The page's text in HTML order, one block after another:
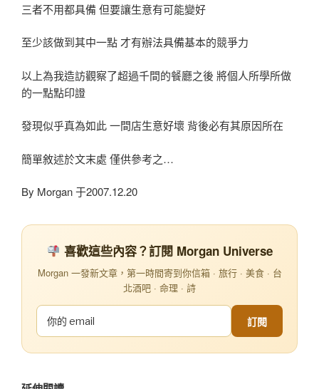
三者不用都具備 但要讓生意有可能變好
至少該做到其中一點 才有辦法具備基本的競爭力
以上為我造訪觀察了超過千間的餐廳之後 將個人所學所做
的一點點印證
發現似乎真為如此 一間店生意好壞 背後必有其原因所在
簡單敘述於文末處 僅供參考之…
By Morgan 于2007.12.20
喜歡這些內容？訂閱 Morgan Universe
Morgan 一發新文章，第一時間寄到你信箱 · 旅行 · 美食 · 台
北酒吧 · 命理 · 詩
訂閱